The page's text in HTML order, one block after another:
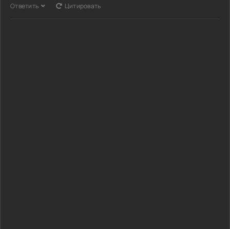
Ответить Цитировать